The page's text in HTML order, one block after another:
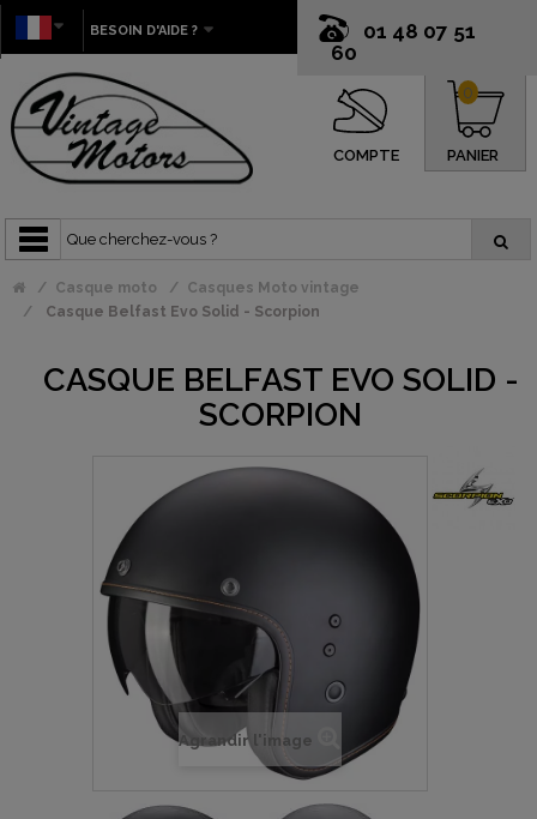
01 48 07 51
60
BESOIN D'AIDE ?
COMPTE PANIER
0
Casque moto
Casques Moto vintage
Casque Belfast Evo Solid - Scorpion
CASQUE BELFAST EVO SOLID -
SCORPION
Agrandir l'image